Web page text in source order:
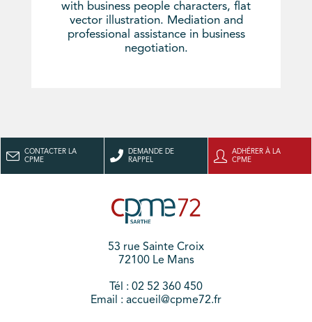
with business people characters, flat
vector illustration. Mediation and
professional assistance in business
negotiation.
CONTACTER LA
CPME
DEMANDE DE
RAPPEL
ADHÉRER À LA
CPME
53 rue Sainte Croix
72100 Le Mans
Tél : 02 52 360 450
Email : accueil@cpme72.fr